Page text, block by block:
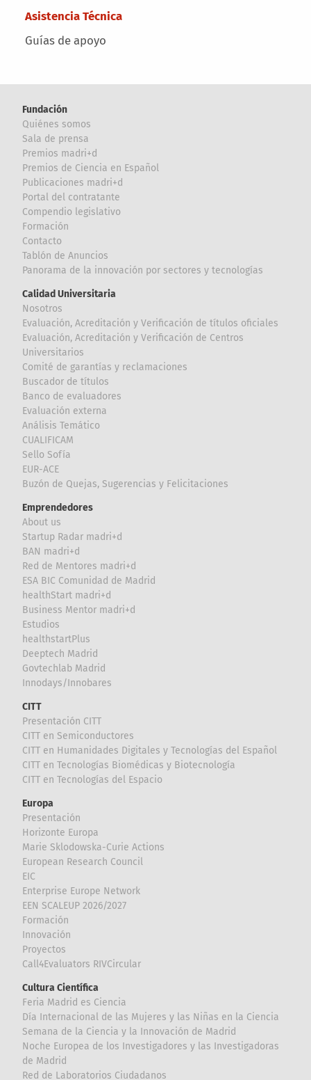
Asistencia Técnica
Guías de apoyo
Fundación
Quiénes somos
Sala de prensa
Premios madri+d
Premios de Ciencia en Español
Publicaciones madri+d
Portal del contratante
Compendio legislativo
Formación
Contacto
Tablón de Anuncios
Panorama de la innovación por sectores y tecnologías
Calidad Universitaria
Nosotros
Evaluación, Acreditación y Verificación de títulos oficiales
Evaluación, Acreditación y Verificación de Centros
Universitarios
Comité de garantías y reclamaciones
Buscador de títulos
Banco de evaluadores
Evaluación externa
Análisis Temático
CUALIFICAM
Sello Sofía
EUR-ACE
Buzón de Quejas, Sugerencias y Felicitaciones
Emprendedores
About us
Startup Radar madri+d
BAN madri+d
Red de Mentores madri+d
ESA BIC Comunidad de Madrid
healthStart madri+d
Business Mentor madri+d
Estudios
healthstartPlus
Deeptech Madrid
Govtechlab Madrid
Innodays/Innobares
CITT
Presentación CITT
CITT en Semiconductores
CITT en Humanidades Digitales y Tecnologías del Español
CITT en Tecnologías Biomédicas y Biotecnología
CITT en Tecnologías del Espacio
Europa
Presentación
Horizonte Europa
Marie Sklodowska-Curie Actions
European Research Council
EIC
Enterprise Europe Network
EEN SCALEUP 2026/2027
Formación
Innovación
Proyectos
Call4Evaluators RIVCircular
Cultura Científica
Feria Madrid es Ciencia
Día Internacional de las Mujeres y las Niñas en la Ciencia
Semana de la Ciencia y la Innovación de Madrid
Noche Europea de los Investigadores y las Investigadoras
de Madrid
Red de Laboratorios Ciudadanos